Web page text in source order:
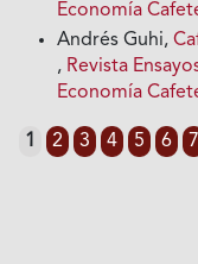
Economía
Andrés Guhi,
, Revista
Economía
1 2 3 4 5 6 7